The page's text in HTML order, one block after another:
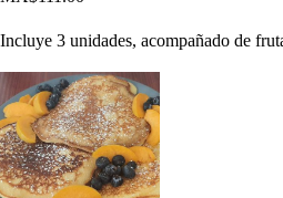
Incluye 3 unidades, acompañado de